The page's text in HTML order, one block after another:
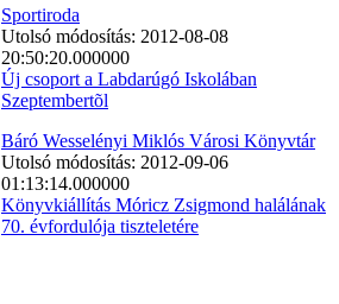
Sportiroda
Utolsó módosítás: 2012-08-08
20:50:20.000000
Új csoport a Labdarúgó Iskolában
Szeptembertõl
Báró Wesselényi Miklós Városi Könyvtár
Utolsó módosítás: 2012-09-06
01:13:14.000000
Könyvkiállítás Móricz Zsigmond halálának
70. évfordulója tiszteletére